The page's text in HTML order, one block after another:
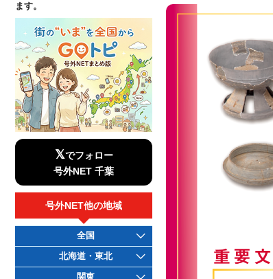
ます。
𝕏でフォロー
号外NET 千葉
号外NET他の地域
全国
北海道・東北
関東